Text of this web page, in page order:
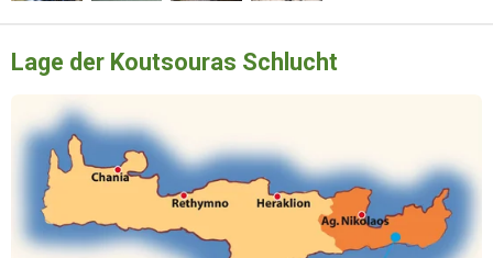
Lage der Koutsouras Schlucht